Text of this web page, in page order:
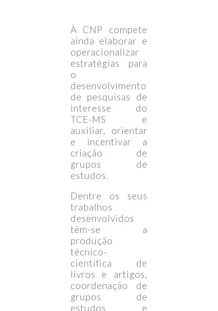
À CNP compete
ainda elaborar e
operacionalizar
estratégias para
o
desenvolvimento
de pesquisas de
interesse do
TCE-MS e
auxiliar, orientar
e incentivar a
criação de
grupos de
estudos.
Dentre os seus
trabalhos
desenvolvidos
têm-se a
produção
técnico-
científica de
livros e artigos,
coordenação de
grupos de
estudos e